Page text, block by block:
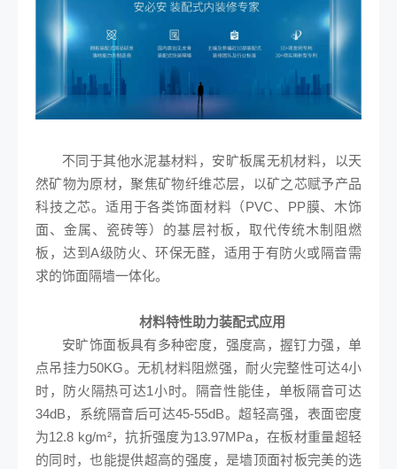
不同于其他水泥基材料，安旷板属无机材料，以天
然矿物为原材，聚焦矿物纤维芯层，以矿之芯赋予产品
科技之芯。适用于各类饰面材料（PVC、PP膜、木饰
面、金属、瓷砖等）的基层衬板，取代传统木制阻燃
板，达到A级防火、环保无醛，适用于有防火或隔音需
求的饰面隔墙一体化。
材料特性助力装配式应用
安旷饰面板具有多种密度，强度高，握钉力强，单
点吊挂力50KG。无机材料阻燃强，耐火完整性可达4小
时，防火隔热可达1小时。隔音性能佳，单板隔音可达
34dB，系统隔音后可达45-55dB。超轻高强，表面密度
为12.8 kg/m²，抗折强度为13.97MPa，在板材重量超轻
的同时，也能提供超高的强度，是墙顶面衬板完美的选